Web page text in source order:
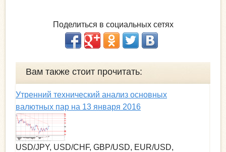
Поделиться в социальных сетях
Вам также стоит прочитать:
Утренний технический анализ основных
валютных пар на 13 января 2016
USD/JPY, USD/CHF, GBP/USD, EUR/USD,